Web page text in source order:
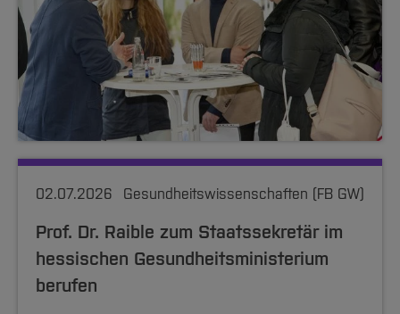
02.07.2026 Gesundheitswissenschaften (FB GW)
Prof. Dr. Raible zum Staatssekretär im
hessischen Gesundheitsministerium
berufen